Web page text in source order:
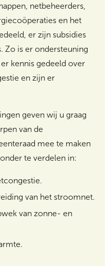
netbeheerders,
en het
er zijn subsidies
Zo is er ondersteuning
kennis gedeeld over
en zijn er
geven wij u graag
van de
mee te maken
te verdelen in:
van het stroomnet.
van zonne- en